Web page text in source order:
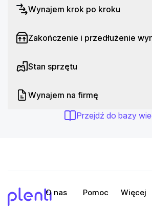
Certyfikat IPX4: Tak
Odtwarzanie muzyki z pamięci
Kolor: Czarny
Wynajem krok po kroku
Zakończenie i przedłużenie
Stan sprzętu
Wynajem na firmę
Przejdź do bazy
O nas Pomoc Więcej